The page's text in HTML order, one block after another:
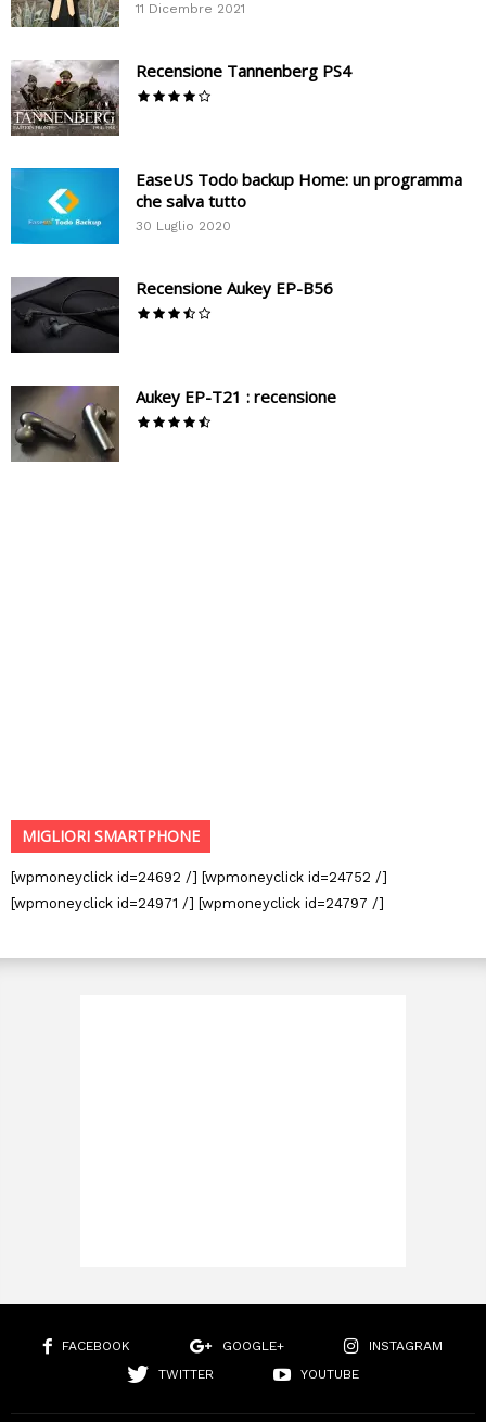
11 Dicembre 2021
Recensione Tannenberg PS4
EaseUS Todo backup Home: un programma
che salva tutto
30 Luglio 2020
Recensione Aukey EP-B56
Aukey EP-T21 : recensione
MIGLIORI SMARTPHONE
[wpmoneyclick id=24692 /] [wpmoneyclick id=24752 /]
[wpmoneyclick id=24971 /] [wpmoneyclick id=24797 /]
FACEBOOK GOOGLE+
INSTAGRAM
TWITTER
YOUTUBE